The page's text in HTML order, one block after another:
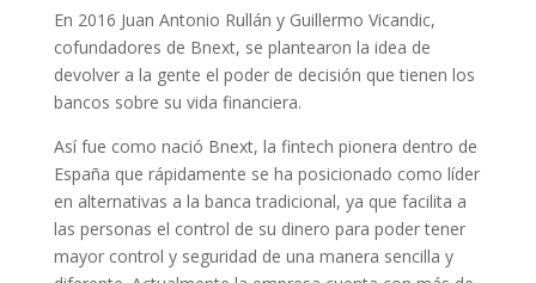
En 2016 Juan Antonio Rullán y Guillermo Vicandic,
cofundadores de Bnext, se plantearon la idea de
devolver a la gente el poder de decisión que tienen los
bancos sobre su vida financiera.
Así fue como nació Bnext, la fintech pionera dentro de
España que rápidamente se ha posicionado como líder
en alternativas a la banca tradicional, ya que facilita a
las personas el control de su dinero para poder tener
mayor control y seguridad de una manera sencilla y